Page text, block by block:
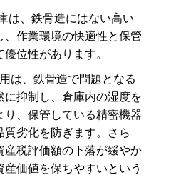
は、鉄骨造にはない高い
作業環境の快適性と保管
位性があります。
は、鉄骨造で問題となる
抑制し、倉庫内の湿度を
、保管している精密機器
劣化を防ぎます。さら
産税評価額の下落が緩やか
価値を保ちやすいという